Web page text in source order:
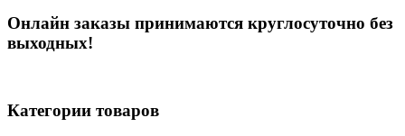
Онлайн заказы принимаются круглосуточно без
выходных!
Категории товаров